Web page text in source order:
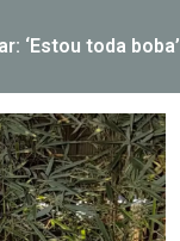
‘Estou toda boba’